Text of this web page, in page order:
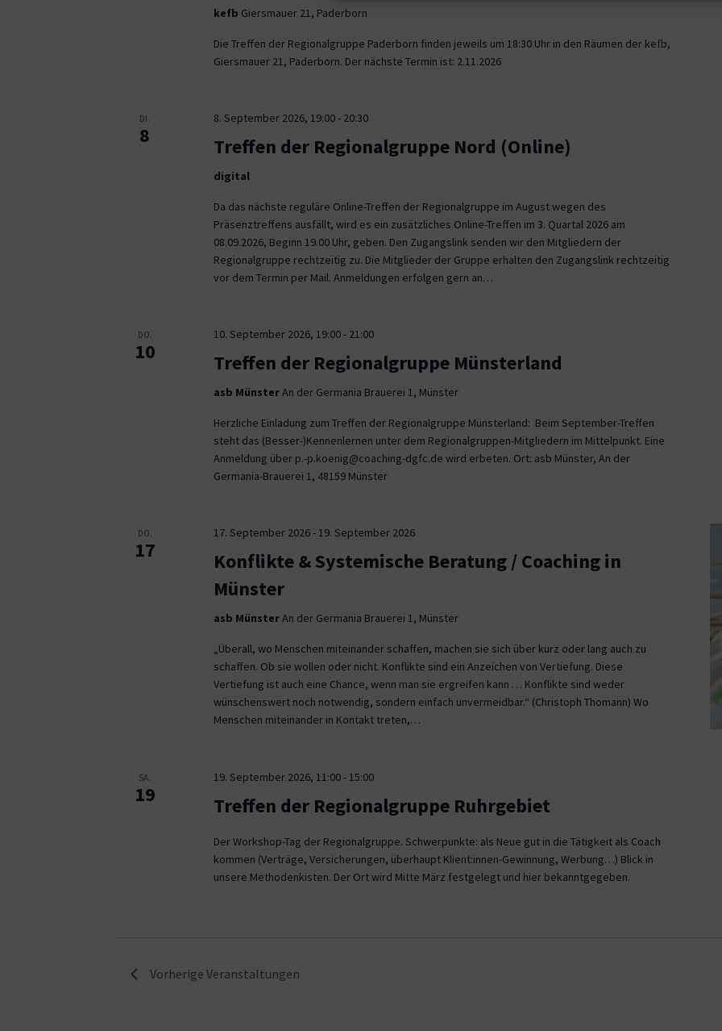
kefb Giersmauer 21, Paderborn
Die Treffen der Regionalgruppe Paderborn finden jeweils um 18:30 Uhr in den Räumen der kefb,
Giersmauer 21, Paderborn. Der nächste Termin ist: 2.11.2026
DI.
8
8. September 2026, 19:00- 20:30
Treffen der Regionalgruppe Nord (Online)
digital
Da das nächste reguläre Online-Treffen der Regionalgruppe im August wegen des
Präsenztreffens ausfällt, wird es ein zusätzliches Online-Treffen im 3. Quartal 2026 am
08.09.2026, Beginn 19.00 Uhr, geben. Den Zugangslink senden wir den Mitgliedern der
Regionalgruppe rechtzeitig zu. Die Mitglieder der Gruppe erhalten den Zugangslink rechtzeitig
vor dem Termin per Mail. Anmeldungen erfolgen gern an…
DO.
10
10. September 2026, 19:00- 21:00
Treffen der Regionalgruppe Münsterland
asb MünsterAn der Germania Brauerei 1, Münster
Herzliche Einladung zum Treffen der Regionalgruppe Münsterland: Beim September-Treffen
steht das (Besser-)Kennenlernen unter dem Regionalgruppen-Mitgliedern im Mittelpunkt. Eine
Anmeldung über p.-p.koenig@coaching-dgfc.de wird erbeten. Ort: asb Münster, An der
Germania-Brauerei 1, 48159 Münster
DO.
17
17. September 2026- 19. September 2026
Konflikte & Systemische Beratung / Coaching in
Münster
asb MünsterAn der Germania Brauerei 1, Münster
„Überall, wo Menschen miteinander schaffen, machen sie sich über kurz oder lang auch zu
schaffen. Ob sie wollen oder nicht. Konflikte sind ein Anzeichen von Vertiefung. Diese
Vertiefung ist auch eine Chance, wenn man sie ergreifen kann … Konflikte sind weder
wünschenswert noch notwendig, sondern einfach unvermeidbar.“ (Christoph Thomann) Wo
Menschen miteinander in Kontakt treten,…
SA.
19
19. September 2026, 11:00- 15:00
Treffen der Regionalgruppe Ruhrgebiet
Der Workshop-Tag der Regionalgruppe. Schwerpunkte: als Neue gut in die Tätigkeit als Coach
kommen (Verträge, Versicherungen, überhaupt Klient:innen-Gewinnung, Werbung…) Blick in
unsere Methodenkisten. Der Ort wird Mitte März festgelegt und hier bekanntgegeben.
Vorherige Veranstaltungen